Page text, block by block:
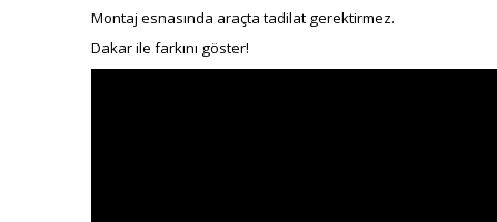
Montaj esnasında araçta tadilat gerektirmez.
Dakar ile farkını göster!